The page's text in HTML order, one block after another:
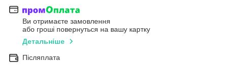
Ви отримаєте замовлення
або гроші повернуться на вашу картку
Детальніше
Післяплата